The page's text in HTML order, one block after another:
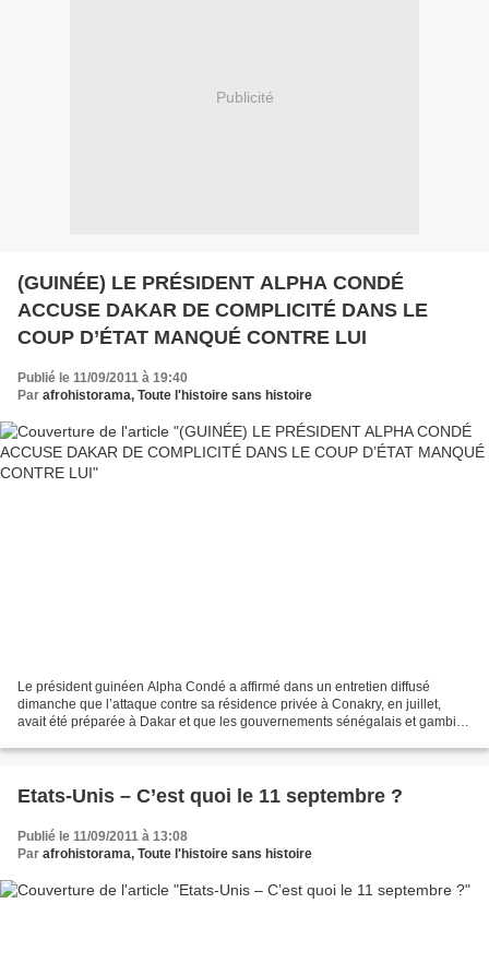
Publicité
(GUINÉE) LE PRÉSIDENT ALPHA CONDÉ
ACCUSE DAKAR DE COMPLICITÉ DANS LE
COUP D’ÉTAT MANQUÉ CONTRE LUI
Publié le 11/09/2011 à 19:40
Par afrohistorama, Toute l'histoire sans histoire
Le président guinéen Alpha Condé a affirmé dans un entretien diffusé
dimanche que l’attaque contre sa résidence privée à Conakry, en juillet,
avait été préparée à Dakar et que les gouvernements sénégalais et gambien
Etats-Unis – C’est quoi le 11 septembre ?
Publié le 11/09/2011 à 13:08
Par afrohistorama, Toute l'histoire sans histoire